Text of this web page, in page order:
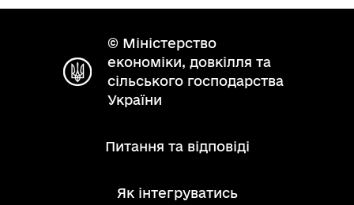
© Міністерство
економіки, довкілля та
сільського господарства
України
Питання та відповіді
Як інтегруватись